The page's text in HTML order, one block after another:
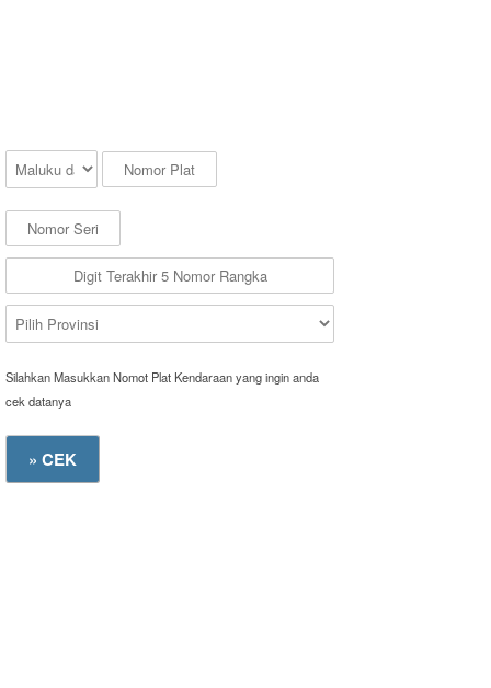
Silahkan Masukkan Nomot Plat Kendaraan yang ingin anda
cek datanya